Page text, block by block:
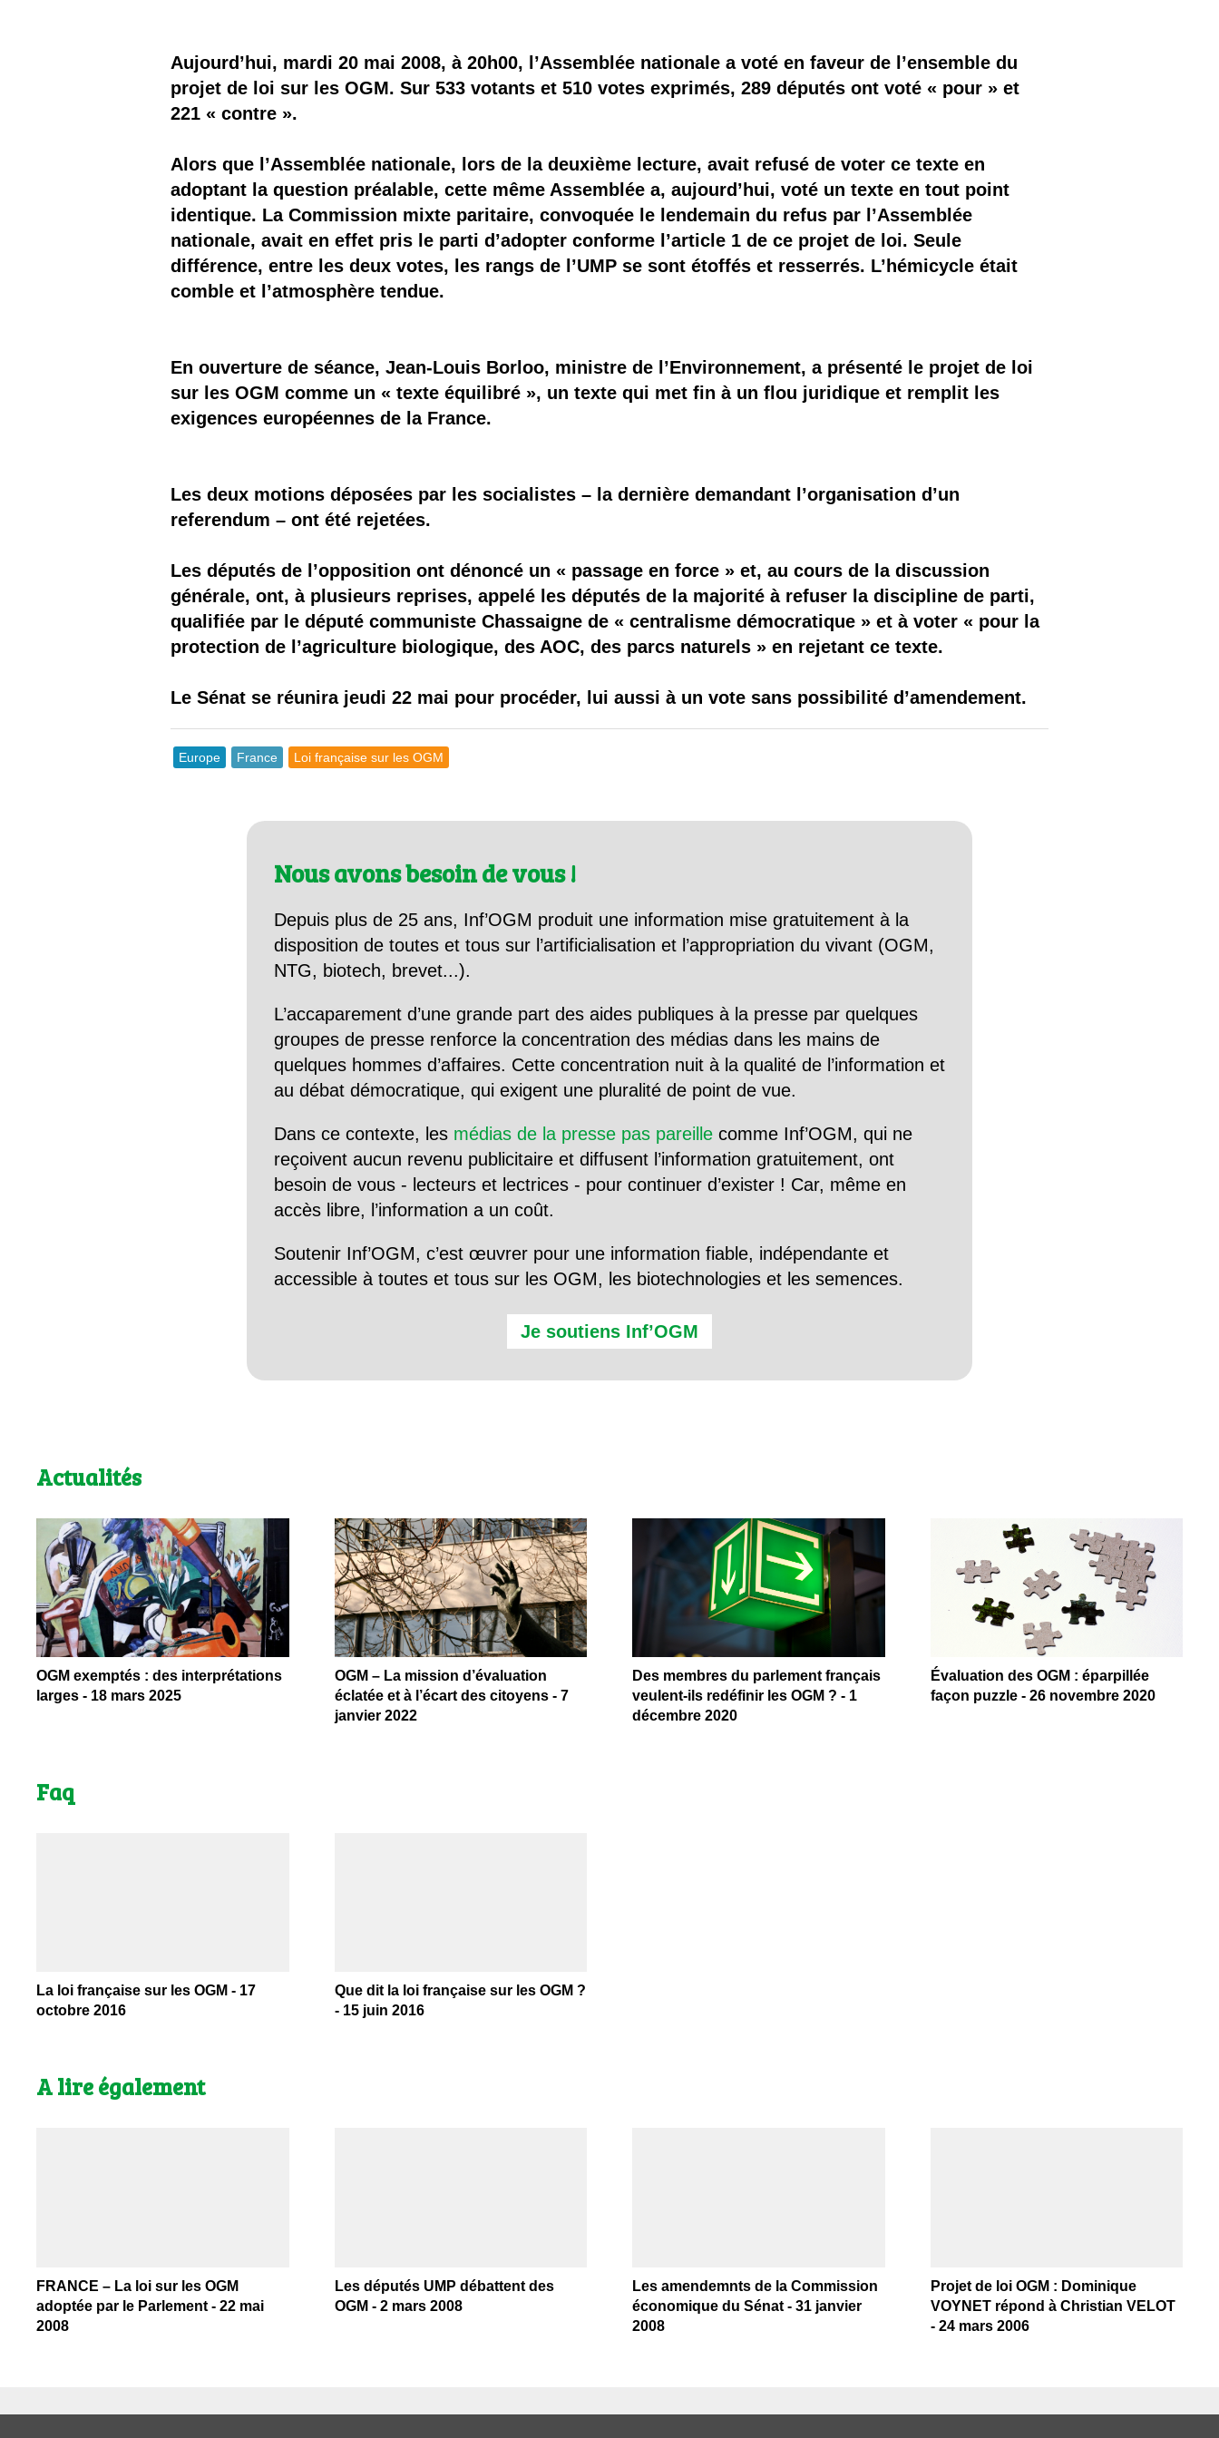
Il y a semence…. et semence
Quels sont les avantages et les inconvénients des OGM ?
Aujourd’hui, mardi 20 mai 2008, à 20h00, l’Assemblée nationale a voté en faveur de l’ensemble du
projet de loi sur les OGM. Sur 533 votants et 510 votes exprimés, 289 députés ont voté « pour » et
221 « contre ».
Alors que l’Assemblée nationale, lors de la deuxième lecture, avait refusé de voter ce texte en
adoptant la question préalable, cette même Assemblée a, aujourd’hui, voté un texte en tout point
identique. La Commission mixte paritaire, convoquée le lendemain du refus par l’Assemblée
nationale, avait en effet pris le parti d’adopter conforme l’article 1 de ce projet de loi. Seule
différence, entre les deux votes, les rangs de l’UMP se sont étoffés et resserrés. L’hémicycle était
comble et l’atmosphère tendue.
En ouverture de séance, Jean-Louis Borloo, ministre de l’Environnement, a présenté le projet de loi
sur les OGM comme un « texte équilibré », un texte qui met fin à un flou juridique et remplit les
exigences européennes de la France.
Les deux motions déposées par les socialistes – la dernière demandant l’organisation d’un
referendum – ont été rejetées.
Les députés de l’opposition ont dénoncé un « passage en force » et, au cours de la discussion
générale, ont, à plusieurs reprises, appelé les députés de la majorité à refuser la discipline de parti,
qualifiée par le député communiste Chassaigne de « centralisme démocratique » et à voter « pour la
protection de l’agriculture biologique, des AOC, des parcs naturels » en rejetant ce texte.
Le Sénat se réunira jeudi 22 mai pour procéder, lui aussi à un vote sans possibilité d’amendement.
Europe France Loi française sur les OGM
Nous avons besoin de vous !
Depuis plus de 25 ans, Inf’OGM produit une information mise gratuitement à la
disposition de toutes et tous sur l’artificialisation et l’appropriation du vivant (OGM,
NTG, biotech, brevet...).
L’accaparement d’une grande part des aides publiques à la presse par quelques
groupes de presse renforce la concentration des médias dans les mains de
quelques hommes d’affaires. Cette concentration nuit à la qualité de l’information et
au débat démocratique, qui exigent une pluralité de point de vue.
Dans ce contexte, les médias de la presse pas pareille comme Inf’OGM, qui ne
reçoivent aucun revenu publicitaire et diffusent l’information gratuitement, ont
besoin de vous - lecteurs et lectrices - pour continuer d’exister ! Car, même en
accès libre, l’information a un coût.
Soutenir Inf’OGM, c’est œuvrer pour une information fiable, indépendante et
accessible à toutes et tous sur les OGM, les biotechnologies et les semences.
Je soutiens Inf’OGM
Actualités
OGM exemptés : des interprétations
larges - 18 mars 2025
OGM – La mission d’évaluation
éclatée et à l’écart des citoyens - 7
janvier 2022
Des membres du parlement français
veulent-ils redéfinir les OGM ? - 1
décembre 2020
Évaluation des OGM : éparpillée
façon puzzle - 26 novembre 2020
Faq
La loi française sur les OGM - 17
octobre 2016
Que dit la loi française sur les OGM ?
- 15 juin 2016
A lire également
FRANCE – La loi sur les OGM
adoptée par le Parlement - 22 mai
2008
Les députés UMP débattent des
OGM - 2 mars 2008
Les amendemnts de la Commission
économique du Sénat - 31 janvier
2008
Projet de loi OGM : Dominique
VOYNET répond à Christian VELOT
- 24 mars 2006